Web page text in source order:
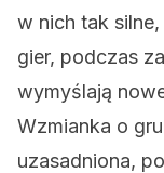
w nich tak
gier, podczas
wymyślają
Wzmianka o
uzasadniona,